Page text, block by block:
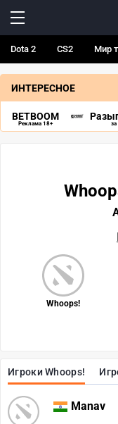
Dota 2 CS2 Мир
ИНТЕРЕСНОЕ
BETBOOM
Реклама 18+ за
Игроки Whoops!
Manav
Whoops!